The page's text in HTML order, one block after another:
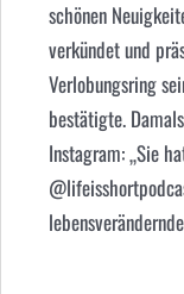
schönen
verkündet und
Verlobungsring
bestätigte.
Instagram: „Sie